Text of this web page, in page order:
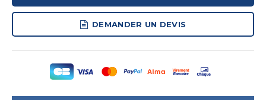
DEMANDER UN DEVIS